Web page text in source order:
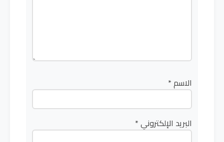
الاسم*
البريد الإلكتروني*